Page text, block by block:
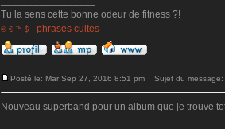
Tu la sens cette bonne odeur de fitness ?!
© € ™ $ - phrases cultes
Posté le: Mar Sep 27, 2016 8:51 pm Sujet du message:
Nouveau superband pour un album que je trouve